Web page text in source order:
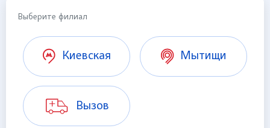
Выберите филиал
Киевская Мытищи
Вызов